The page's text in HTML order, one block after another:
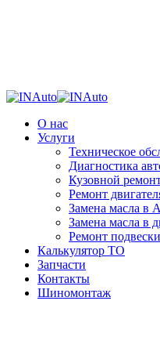
О нас
Услуги
Техническое
Диагностика
Кузовной
Ремонт
Замена масла
Замена масла в
Ремонт подвески
Калькулятор ТО
Запчасти
Контакты
Шиномонтаж